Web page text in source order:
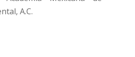
A.C.